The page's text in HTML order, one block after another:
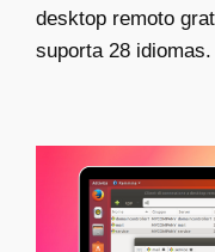
desktop remoto
suporta 28 idiomas.